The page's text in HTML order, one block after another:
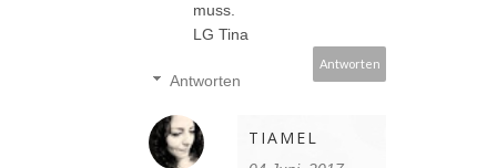
muss.
LG Tina
Antworten
Antworten
TIAMEL